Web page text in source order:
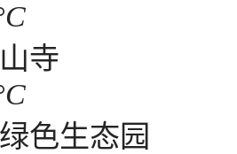
寺
色生态园